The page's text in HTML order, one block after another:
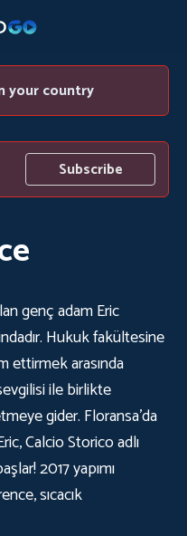
your country
Subscribe
genç adam Eric
Hukuk fakültesine
ettirmek arasında
ile birlikte
gider. Floransa’da
Calcio Storico adlı
2017 yapımı
sıcacık